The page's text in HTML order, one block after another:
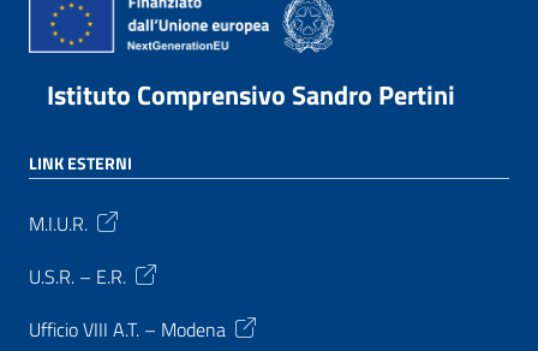
Istituto Comprensivo Sandro Pertini
LINK ESTERNI
M.I.U.R.
U.S.R. – E.R.
Ufficio VIII A.T. – Modena